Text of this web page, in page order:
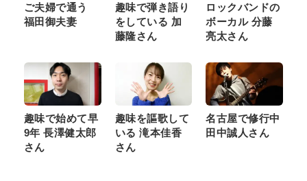
ご夫婦で通う
福田御夫妻
趣味で弾き語り
をしている 加
藤隆さん
ロックバンドの
ボーカル 分藤
亮太さん
趣味で始めて早
9年 長澤健太郎
さん
趣味を謳歌して
いる 滝本佳香
さん
名古屋で修行中
田中誠人さん